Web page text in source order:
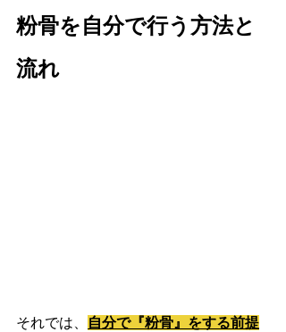
粉骨を自分で行う方法と
流れ
それでは、
自分で『粉骨』をする前提